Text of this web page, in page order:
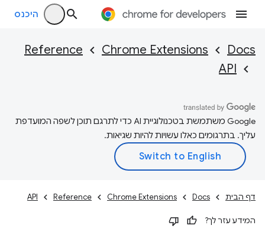
היכנס
Docs
Chrome Extensions
Reference
API
‫Google משתמשת בטכנולוגיית AI כדי לתרגם תוכן לשפה המועדפת
עליך. בתרגומים כאלו עשויות להיות שגיאות.
דף הבית Docs
Chrome Extensions
Reference
API
המידע עזר לך?